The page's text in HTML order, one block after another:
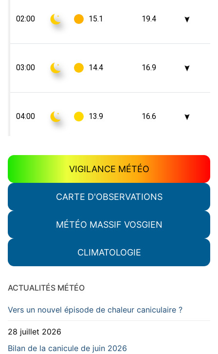
VIGILANCE MÉTÉO
CARTE D'OBSERVATIONS
MÉTÉO MASSIF VOSGIEN
CLIMATOLOGIE
ACTUALITÉS MÉTÉO
Vers un nouvel épisode de chaleur caniculaire ?
28 juillet 2026
Bilan de la canicule de juin 2026